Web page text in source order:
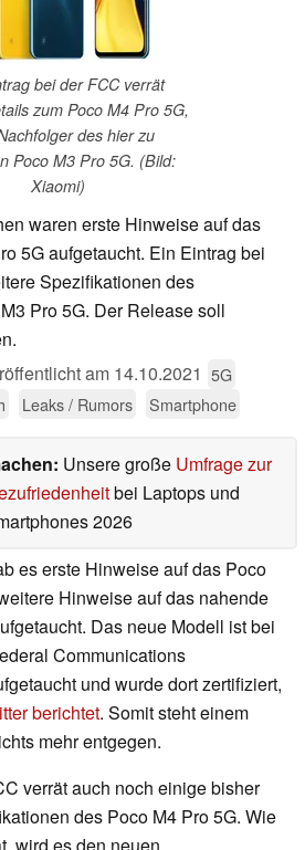
bei der FCC verrät
zum Poco M4 Pro 5G,
des hier zu
Poco M3 Pro 5G. (Bild:
Xiaomi)
waren erste Hinweise auf das
5G aufgetaucht. Ein Eintrag bei
Spezifikationen des
Pro 5G. Der Release soll
am 14.10.2021 5G
Leaks / Rumors Smartphone
Unsere große Umfrage zur
bei Laptops und
2026
es erste Hinweise auf das Poco
Hinweise auf das nahende
Das neue Modell ist bei
Communications
und wurde dort zertifiziert,
berichtet. Somit steht einem
mehr entgegen.
verrät auch noch einige bisher
des Poco M4 Pro 5G. Wie